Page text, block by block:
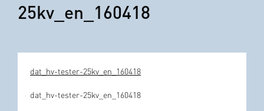
25kv_en_160418
dat_hv-tester-25kv_en_160418
dat_hv-tester-25kv_en_160418